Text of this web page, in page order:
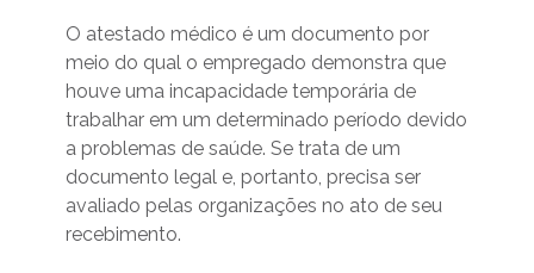
O atestado médico é um documento por
meio do qual o empregado demonstra que
houve uma incapacidade temporária de
trabalhar em um determinado período devido
a problemas de saúde. Se trata de um
documento legal e, portanto, precisa ser
avaliado pelas organizações no ato de seu
recebimento.